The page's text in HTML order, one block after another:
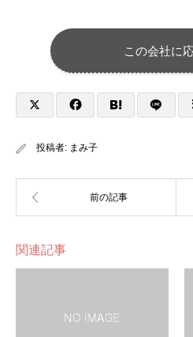
この会社に
投稿者: まみ子
関連記事